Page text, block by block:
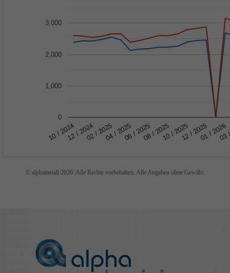
10 / 202412 / 202402 / 202504 / 202506 / 202508 / 202510 / 202512 / 202501 / 2026
03
0
1,000
2,000
3,000
© alphametall 2026. Alle Rechte vorbehalten. Alle Angaben ohne Gewähr.